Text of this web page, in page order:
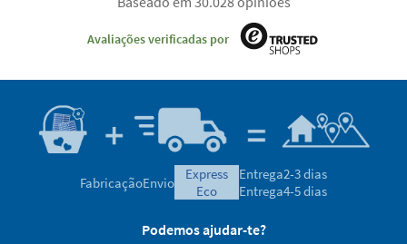
Avaliações verificadas por
FabricaçãoEnvio
express
eco
Entrega2-3 dias
Entrega4-5 dias
Podemos ajudar-te?